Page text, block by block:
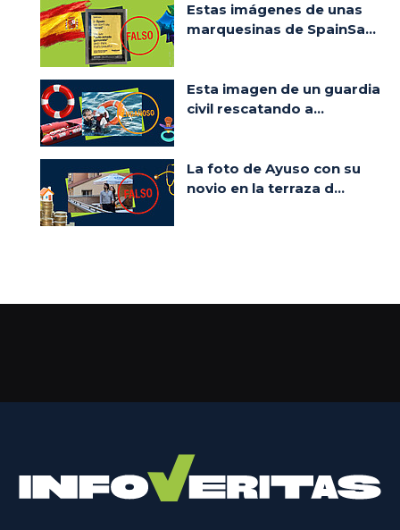
Estas imágenes de unas
marquesinas de SpainSa...
Esta imagen de un guardia
civil rescatando a...
La foto de Ayuso con su
novio en la terraza d...